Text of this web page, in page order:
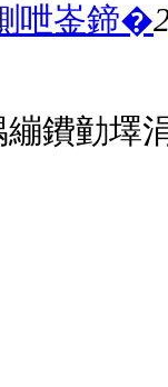
呭崟鍗�
繃鐨勭墿